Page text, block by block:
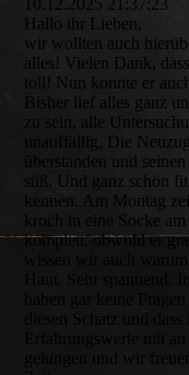
10.12.2025 21:37:23
Hallo ihr Lieben,
wir wollten auch
alles! Vielen Dank,
toll! Nun konnte er
Bisher lief alles ganz
zu sein, alle
unauffällig. Die
überstanden und
süß. Und ganz schön
kennen. Am Montag
kroch in eine Socke
komplett, obwohl er
wissen wir auch
Haut. Sehr spannend.
haben gar keine
diesen Schatz und
Erfahrungswerte mit
gelungen und wir